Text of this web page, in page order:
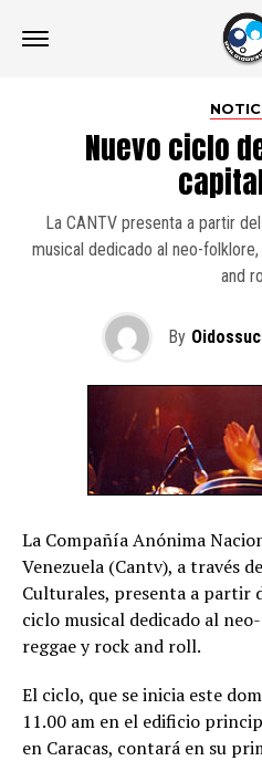
Nuevo ciclo
La CANTV presenta a partir
musical dedicado al neo-
and
By
La Compañía Anónima
Venezuela (Cantv), a través
Culturales, presenta a partir
ciclo musical dedicado al
reggae y rock and roll.
El ciclo, que se inicia este
11.00 am en el edificio
en Caracas, contará en su